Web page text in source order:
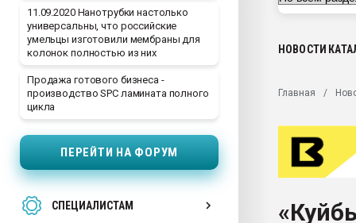
11.09.2020 Нанотрубки настолько
универсальны, что российские
умельцы изготовили мембраны для
колонок полностью из них
Продажа готового бизнеса -
производство SPC ламината полного
цикла
ПЕРЕЙТИ НА ФОРУМ
СПЕЦИАЛИСТАМ
Подмосковье, Москва
первый план в
28.07.2026
ситуацией на
Всё, что касается
Материал поверхности
Продам отходы
НОВОСТИ
Главная